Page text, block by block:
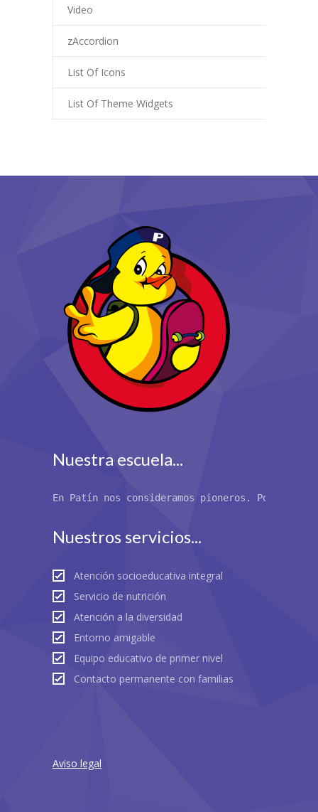
Video
zAccordion
List Of Icons
List Of Theme Widgets
Nuestra escuela...
En Patín nos consideramos pioneros. Por
Nuestros servicios...
Atención socioeducativa integral
Servicio de nutrición
Atención a la diversidad
Entorno amigable
Equipo educativo de primer nivel
Contacto permanente con familias
Aviso legal